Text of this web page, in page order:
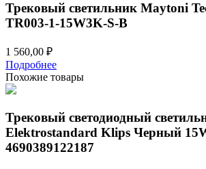
Трековый светильник Maytoni
TR003-1-15W3K-S-B
1 560,00 ₽
Подробнее
Похожие товары
Трековый светодиодный
Elektrostandard Klips Черный
4690389122187